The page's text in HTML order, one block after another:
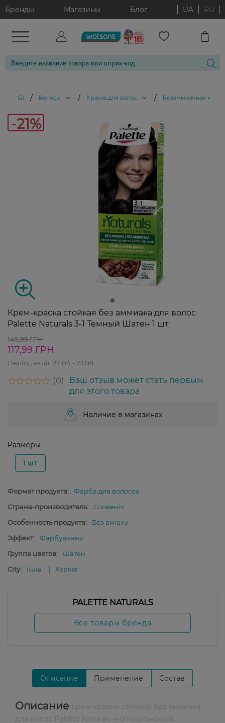
Бренды Магазины Блог UA RU
/ Волосы / Краска для волос / Безаммиачная
-21%
Крем-краска стойкая без аммиака для волос
Palette Naturals 3-1 Темный Шатен 1 шт
149,99 ГРН
117,99 ГРН
Період акції: 27 04 - 23 08
0
Ваш отзыв может стать первым
для этого товара
Наличие в магазинах
Размеры
1 шт
Формат продукта:
Фарба для волосся
Страна-производитель:
Словенія
Особенность продукта:
Без аміаку
Эффект:
Фарбування
Группа цветов:
Шатен
City:
Київ Харків
PALETTE NATURALS
Все товары бренда
Описание Применение Состав
Описание